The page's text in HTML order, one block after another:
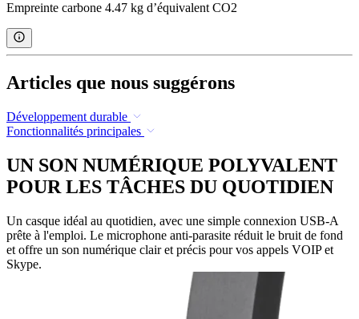
Empreinte carbone 4.47 kg d’équivalent CO2
Articles que nous suggérons
Développement durable
Fonctionnalités principales
UN SON NUMÉRIQUE POLYVALENT
POUR LES TÂCHES DU QUOTIDIEN
Un casque idéal au quotidien, avec une simple connexion USB-A
prête à l'emploi. Le microphone anti-parasite réduit le bruit de fond
et offre un son numérique clair et précis pour vos appels VOIP et
Skype.